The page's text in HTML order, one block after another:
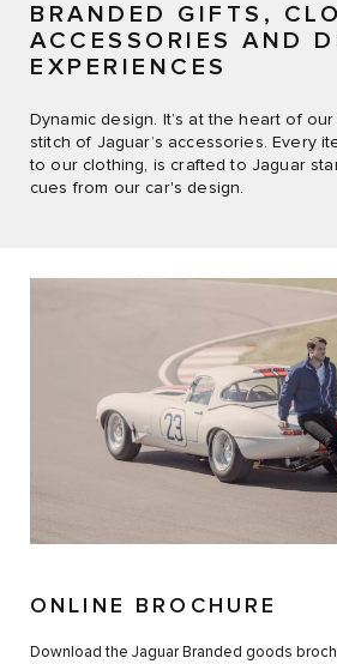
BRANDED GIFTS,
ACCESSORIES AND
EXPERIENCES
Dynamic design. It’s at the heart of
stitch of Jaguar’s accessories. Every
to our clothing, is crafted to Jaguar
cues from our car's design.
ONLINE BROCHURE
Download the Jaguar Branded goods